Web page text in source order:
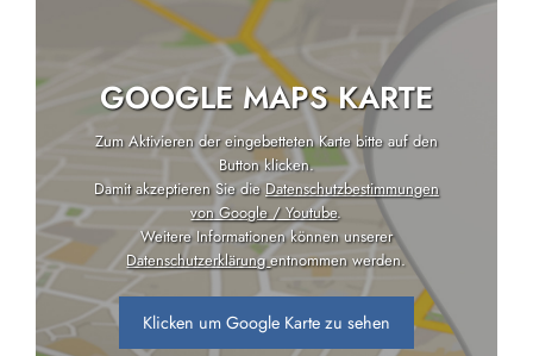
GOOGLE MAPS KARTE
Zum Aktivieren der eingebetteten Karte bitte auf den
Button klicken.
Damit akzeptieren Sie dieDatenschutzbestimmungen
von Google / Youtube.
Weitere Informationen können unserer
Datenschutzerklärungentnommen werden.
Klicken um Google Karte zu sehen